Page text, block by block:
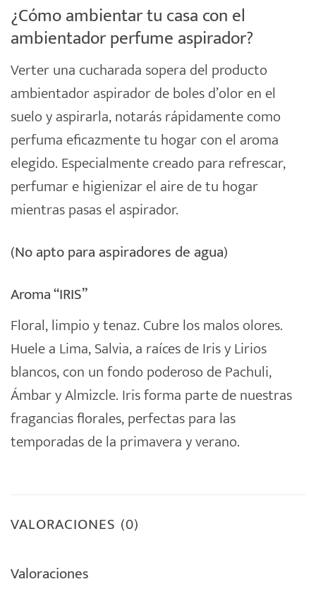
¿Cómo ambientar tu casa con el
ambientador perfume aspirador?
Verter una cucharada sopera del producto
ambientadoraspirador deboles d’oloren el
suelo y aspirarla, notarás rápidamente como
perfuma eficazmente tu hogar con el aroma
elegido. Especialmente creado para refrescar,
perfumar e higienizar el aire de tu hogar
mientras pasas el aspirador.
(No apto para aspiradores de agua)
Aroma “IRIS”
Floral, limpio y tenaz. Cubre los malos olores.
Huele a Lima, Salvia, a raíces de Iris y Lirios
blancos, con un fondo poderoso de Pachuli,
Ámbar y Almizcle. Iris forma parte de nuestras
fragancias florales, perfectas para las
temporadas de la primavera y verano.
VALORACIONES (0)
Valoraciones